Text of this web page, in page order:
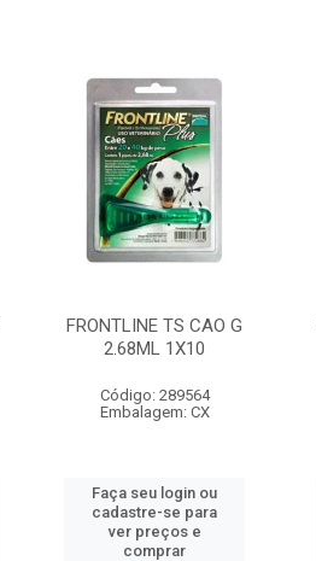
FRONTLINE TS CAO G
2.68ML 1X10
Código: 289564
Embalagem: CX
Faça seu login ou
cadastre-se para
ver preços e
comprar